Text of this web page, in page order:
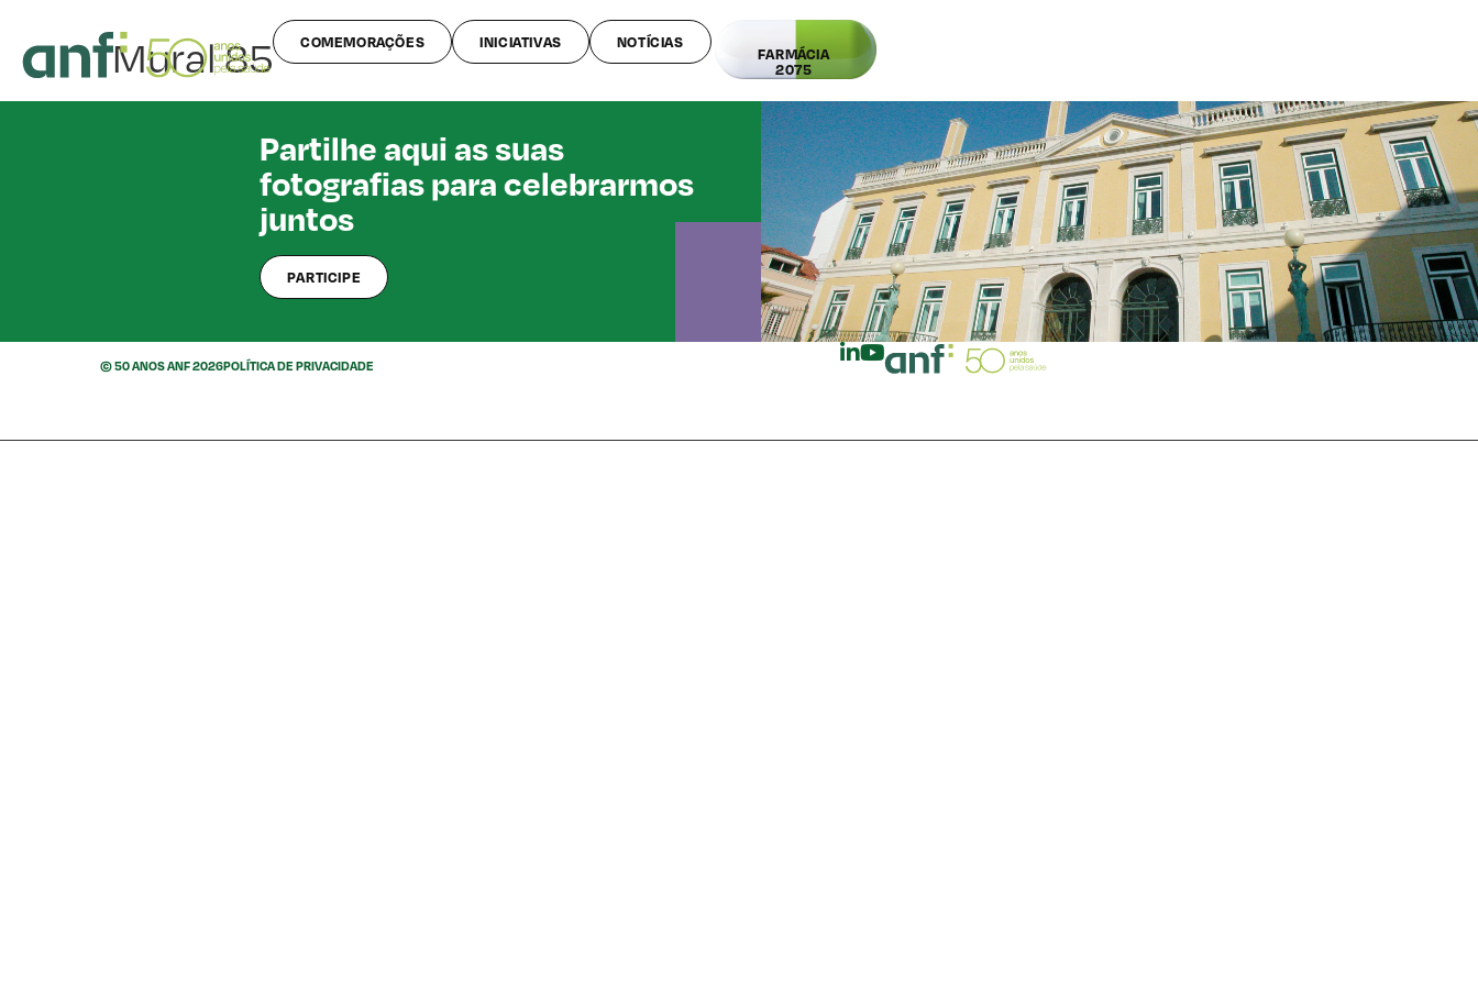
COMEMORAÇÕES INICIATIVAS NOTÍCIAS
FARMÁCIA
2075
Mural 85
Partilhe aqui as suas
fotografias para celebrarmos
juntos
PARTICIPE
© 50 ANOS ANF 2026POLÍTICA DE PRIVACIDADE